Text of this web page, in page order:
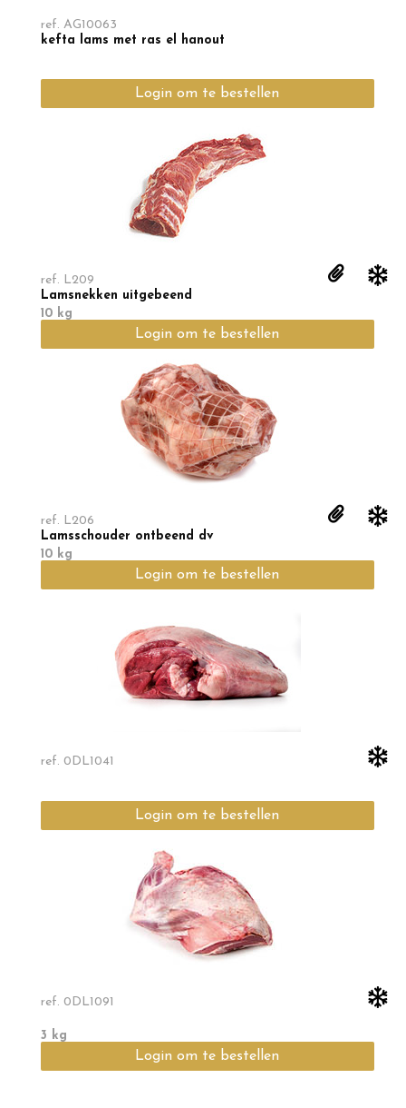
ref. AG10063
kefta lams met ras el hanout
Login om te bestellen
ref. L209
Lamsnekken uitgebeend
10 kg
Login om te bestellen
ref. L206
Lamsschouder ontbeend dv
10 kg
Login om te bestellen
ref. 0DL1041
Login om te bestellen
ref. 0DL1091
3 kg
Login om te bestellen